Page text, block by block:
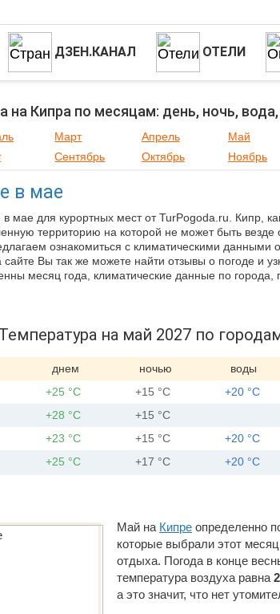
ДЗЕН.КАНАЛ ОТЕЛИ
на Кипра по месяцам: день, ночь,
Март Апрель Май
Сентябрь Октябрь Ноябрь
в мае
мае для курортных мест от TurPogoda.ru. Кипр,
территорию на которой не может быть везде
ознакомиться с климатическими данными
Вы так же можете найти отзывы о погоде и
месяц года, климатические данные по города,
Температура на май 2027 по
днем ночью воды
+25 °С +15 °С +20 °С
+28 °С +15 °С
+23 °С +15 °С +20 °С
+25 °С +17 °С +20 °С
Май на Кипре определенно
которые выбрали этот
отдыха. Погода в конце
температура воздуха равна
а это значит, что нет